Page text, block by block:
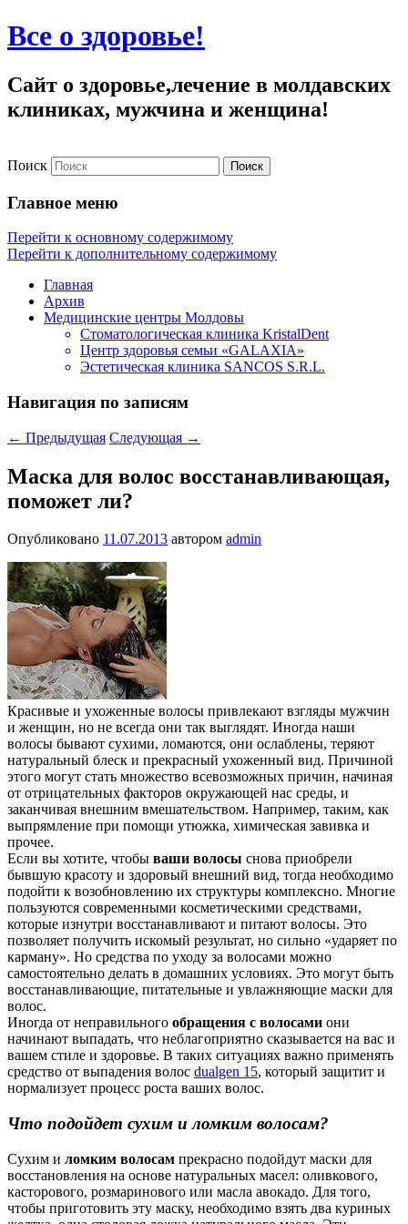
Все о здоровье!
Сайт о здоровье,лечение в молдавских
клиниках, мужчина и женщина!
Поиск
Главное меню
Перейти к основному содержимому
Перейти к дополнительному содержимому
Главная
Архив
Медицинские центры Молдовы
Стоматологическая клиника KristalDent
Центр здоровья семьи «GALAXIA»
Эстетическая клиника SANCOS S.R.L.
Навигация по записям
← Предыдущая Следующая →
Маска для волос восстанавливающая,
поможет ли?
Опубликовано 11.07.2013 автором admin
Красивые и ухоженные волосы привлекают взгляды мужчин
и женщин, но не всегда они так выглядят. Иногда наши
волосы бывают сухими, ломаются, они ослаблены, теряют
натуральный блеск и прекрасный ухоженный вид. Причиной
этого могут стать множество всевозможных причин, начиная
от отрицательных факторов окружающей нас среды, и
заканчивая внешним вмешательством. Например, таким, как
выпрямление при помощи утюжка, химическая завивка и
прочее.
Если вы хотите, чтобы ваши волосы снова приобрели
бывшую красоту и здоровый внешний вид, тогда необходимо
подойти к возобновлению их структуры комплексно. Многие
пользуются современными косметическими средствами,
которые изнутри восстанавливают и питают волосы. Это
позволяет получить искомый результат, но сильно «ударяет по
карману». Но средства по уходу за волосами можно
самостоятельно делать в домашних условиях. Это могут быть
восстанавливающие, питательные и увлажняющие маски для
волос.
Иногда от неправильного обращения с волосами они
начинают выпадать, что неблагоприятно сказывается на вас и
вашем стиле и здоровье. В таких ситуациях важно применять
средство от выпадения волос dualgen 15, который защитит и
нормализует процесс роста ваших волос.
Что подойдет сухим и ломким волосам?
Сухим и ломким волосам прекрасно подойдут маски для
восстановления на основе натуральных масел: оливкового,
касторового, розмаринового или масла авокадо. Для того,
чтобы приготовить эту маску, необходимо взять два куриных